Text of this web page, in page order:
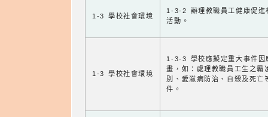
1-3 學校社會環境
1-3-2 辦理教職員工健康促進
活動。
1-3 學校社會環境
1-3-3 學校應擬定重大事件因
畫，如：處理教職員工生之霸
別、愛滋病防治、自殺及死亡
件。